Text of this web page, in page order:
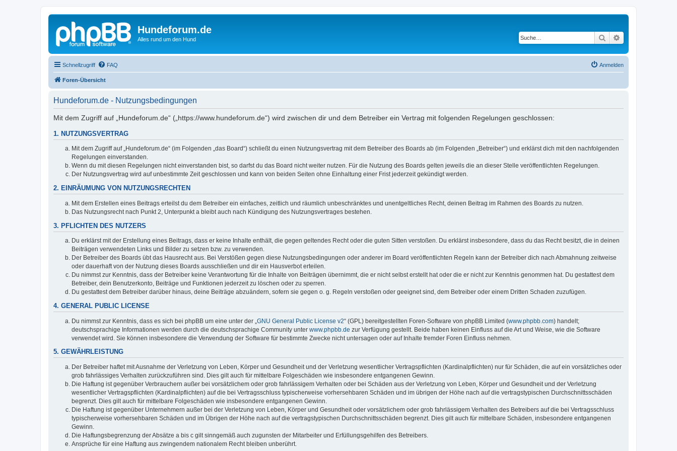
Hundeforum.de
Alles rund um den Hund Suche
Schnellzugriff FAQ Anmelden
Foren-Übersicht
Hundeforum.de - Nutzungsbedingungen
Mit dem Zugriff auf „Hundeforum.de“ („https://www.hundeforum.de“) wird zwischen dir und dem Betreiber ein Vertrag mit folgenden Regelungen geschlossen:
1. NUTZUNGSVERTRAG
Mit dem Zugriff auf „Hundeforum.de“ (im Folgenden „das Board“) schließt du einen Nutzungsvertrag mit dem Betreiber des Boards ab (im Folgenden „Betreiber“) und erklärst dich mit den nachfolgenden
Regelungen einverstanden.
Wenn du mit diesen Regelungen nicht einverstanden bist, so darfst du das Board nicht weiter nutzen. Für die Nutzung des Boards gelten jeweils die an dieser Stelle veröffentlichten Regelungen.
Der Nutzungsvertrag wird auf unbestimmte Zeit geschlossen und kann von beiden Seiten ohne Einhaltung einer Frist jederzeit gekündigt werden.
2. EINRÄUMUNG VON NUTZUNGSRECHTEN
Mit dem Erstellen eines Beitrags erteilst du dem Betreiber ein einfaches, zeitlich und räumlich unbeschränktes und unentgeltliches Recht, deinen Beitrag im Rahmen des Boards zu nutzen.
Das Nutzungsrecht nach Punkt 2, Unterpunkt a bleibt auch nach Kündigung des Nutzungsvertrages bestehen.
3. PFLICHTEN DES NUTZERS
Du erklärst mit der Erstellung eines Beitrags, dass er keine Inhalte enthält, die gegen geltendes Recht oder die guten Sitten verstoßen. Du erklärst insbesondere, dass du das Recht besitzt, die in deinen
Beiträgen verwendeten Links und Bilder zu setzen bzw. zu verwenden.
Der Betreiber des Boards übt das Hausrecht aus. Bei Verstößen gegen diese Nutzungsbedingungen oder anderer im Board veröffentlichten Regeln kann der Betreiber dich nach Abmahnung zeitweise
oder dauerhaft von der Nutzung dieses Boards ausschließen und dir ein Hausverbot erteilen.
Du nimmst zur Kenntnis, dass der Betreiber keine Verantwortung für die Inhalte von Beiträgen übernimmt, die er nicht selbst erstellt hat oder die er nicht zur Kenntnis genommen hat. Du gestattest dem
Betreiber, dein Benutzerkonto, Beiträge und Funktionen jederzeit zu löschen oder zu sperren.
Du gestattest dem Betreiber darüber hinaus, deine Beiträge abzuändern, sofern sie gegen o. g. Regeln verstoßen oder geeignet sind, dem Betreiber oder einem Dritten Schaden zuzufügen.
4. GENERAL PUBLIC LICENSE
Du nimmst zur Kenntnis, dass es sich bei phpBB um eine unter der „ GNU General Public License v2“ (GPL) bereitgestellten Foren-Software von phpBB Limited (www.phpbb.com) handelt;
deutschsprachige Informationen werden durch die deutschsprachige Community unter www.phpbb.de zur Verfügung gestellt. Beide haben keinen Einfluss auf die Art und Weise, wie die Software
verwendet wird. Sie können insbesondere die Verwendung der Software für bestimmte Zwecke nicht untersagen oder auf Inhalte fremder Foren Einfluss nehmen.
5. GEWÄHRLEISTUNG
Der Betreiber haftet mit Ausnahme der Verletzung von Leben, Körper und Gesundheit und der Verletzung wesentlicher Vertragspflichten (Kardinalpflichten) nur für Schäden, die auf ein vorsätzliches oder
grob fahrlässiges Verhalten zurückzuführen sind. Dies gilt auch für mittelbare Folgeschäden wie insbesondere entgangenen Gewinn.
Die Haftung ist gegenüber Verbrauchern außer bei vorsätzlichem oder grob fahrlässigem Verhalten oder bei Schäden aus der Verletzung von Leben, Körper und Gesundheit und der Verletzung
wesentlicher Vertragspflichten (Kardinalpflichten) auf die bei Vertragsschluss typischerweise vorhersehbaren Schäden und im übrigen der Höhe nach auf die vertragstypischen Durchschnittsschäden
begrenzt. Dies gilt auch für mittelbare Folgeschäden wie insbesondere entgangenen Gewinn.
Die Haftung ist gegenüber Unternehmern außer bei der Verletzung von Leben, Körper und Gesundheit oder vorsätzlichem oder grob fahrlässigem Verhalten des Betreibers auf die bei Vertragsschluss
typischerweise vorhersehbaren Schäden und im Übrigen der Höhe nach auf die vertragstypischen Durchschnittsschäden begrenzt. Dies gilt auch für mittelbare Schäden, insbesondere entgangenen
Gewinn.
Die Haftungsbegrenzung der Absätze a bis c gilt sinngemäß auch zugunsten der Mitarbeiter und Erfüllungsgehilfen des Betreibers.
Ansprüche für eine Haftung aus zwingendem nationalem Recht bleiben unberührt.